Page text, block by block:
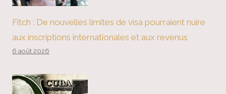
Fitch : De nouvelles limites de visa pourraient nuire
aux inscriptions internationales et aux revenus
6 août 2026